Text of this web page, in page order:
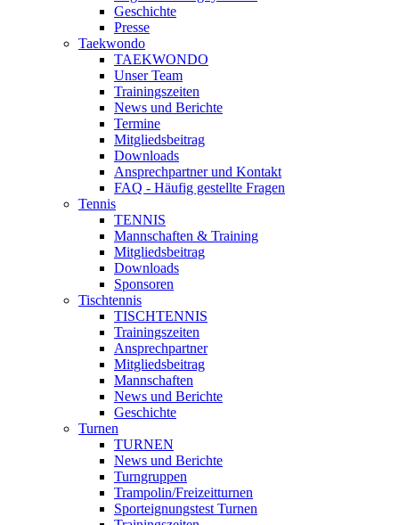
Geschichte
Presse
Taekwondo
TAEKWONDO
Unser Team
Trainingszeiten
News und Berichte
Termine
Mitgliedsbeitrag
Downloads
Ansprechpartner und Kontakt
FAQ - Häufig gestellte Fragen
Tennis
TENNIS
Mannschaften & Training
Mitgliedsbeitrag
Downloads
Sponsoren
Tischtennis
TISCHTENNIS
Trainingszeiten
Ansprechpartner
Mitgliedsbeitrag
Mannschaften
News und Berichte
Geschichte
Turnen
TURNEN
News und Berichte
Turngruppen
Trampolin/Freizeitturnen
Sporteignungstest Turnen